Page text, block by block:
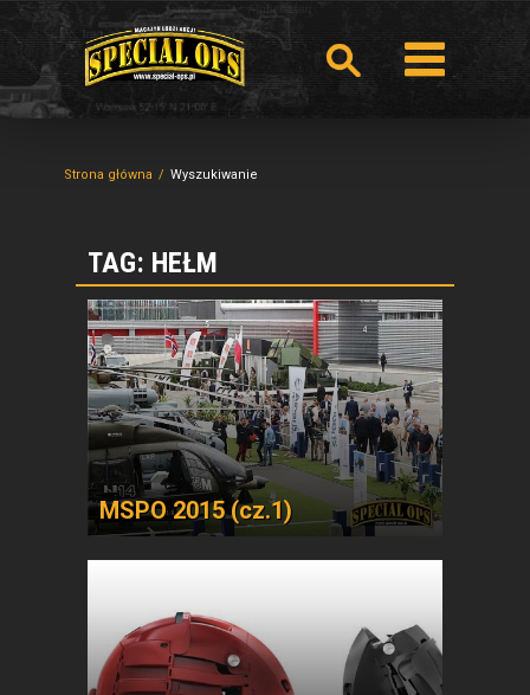
Strona główna Wyszukiwanie
TAG: HEŁM
MSPO 2015 (cz.1)